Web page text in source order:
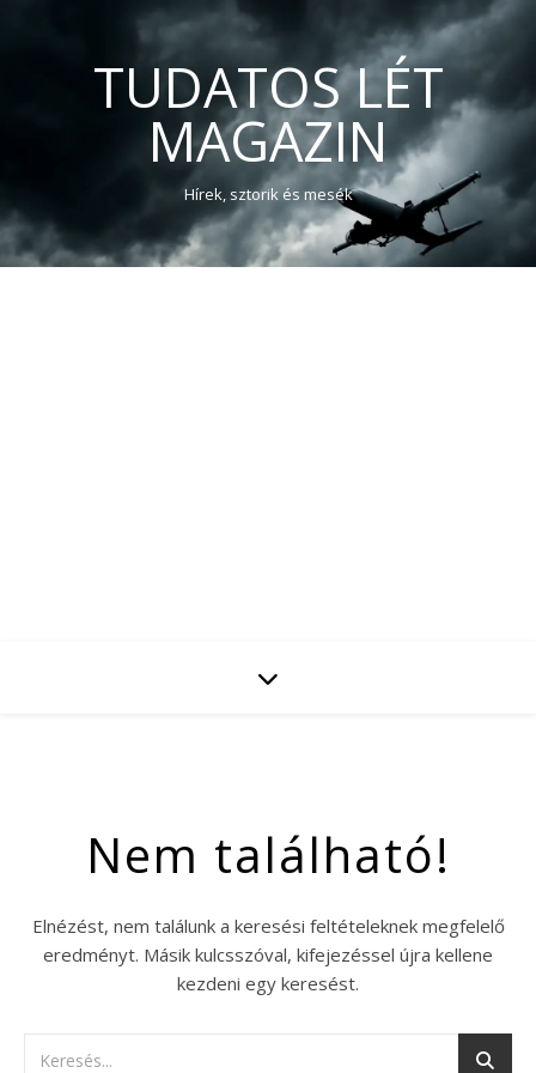
TUDATOS LÉT
MAGAZIN
Hírek, sztorik és mesék
Nem található!
Elnézést, nem találunk a keresési feltételeknek megfelelő
eredményt. Másik kulcsszóval, kifejezéssel újra kellene
kezdeni egy keresést.